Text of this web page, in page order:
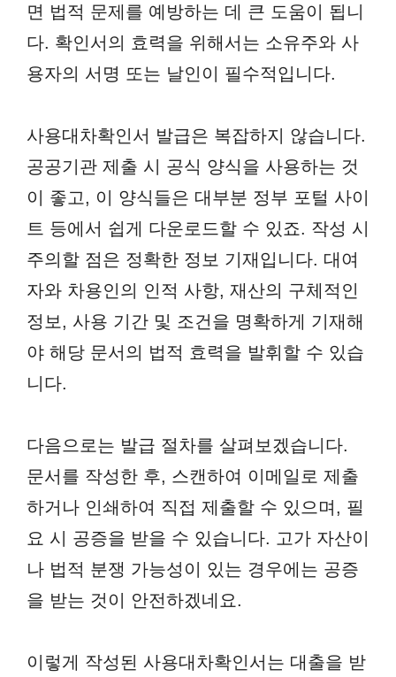
면 법적 문제를 예방하는 데 큰 도움이 됩니
다. 확인서의 효력을 위해서는 소유주와 사
용자의 서명 또는 날인이 필수적입니다.
사용대차확인서 발급은 복잡하지 않습니다.
공공기관 제출 시 공식 양식을 사용하는 것
이 좋고, 이 양식들은 대부분 정부 포털 사이
트 등에서 쉽게 다운로드할 수 있죠. 작성 시
주의할 점은 정확한 정보 기재입니다. 대여
자와 차용인의 인적 사항, 재산의 구체적인
정보, 사용 기간 및 조건을 명확하게 기재해
야 해당 문서의 법적 효력을 발휘할 수 있습
니다.
다음으로는 발급 절차를 살펴보겠습니다.
문서를 작성한 후, 스캔하여 이메일로 제출
하거나 인쇄하여 직접 제출할 수 있으며, 필
요 시 공증을 받을 수 있습니다. 고가 자산이
나 법적 분쟁 가능성이 있는 경우에는 공증
을 받는 것이 안전하겠네요.
이렇게 작성된 사용대차확인서는 대출을 받